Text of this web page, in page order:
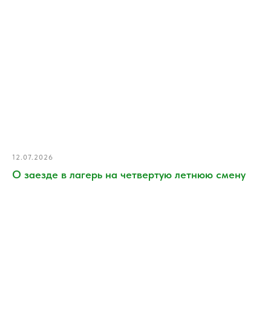
12.07.2026
О заезде в лагерь на четвертую летнюю смену